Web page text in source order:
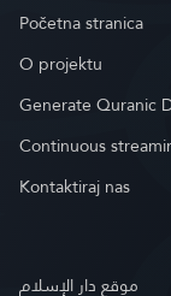
Početna stranica
O projektu
Generate Quranic
Continuous
Kontaktiraj nas
موقع دار الإسلام